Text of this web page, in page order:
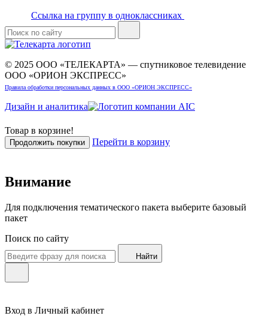
Ссылка на группу в одноклассниках
© 2025 ООО «ТЕЛЕКАРТА» — спутниковое телевидение
ООО «ОРИОН ЭКСПРЕСС»
Правила обработки персональных данных в ООО «ОРИОН ЭКСПРЕСС»
Дизайн и аналитика
Товар в корзине!
Продолжить покупки Перейти в корзину
Внимание
Для подключения тематического пакета выберите базовый
пакет
Поиск по сайту
Найти
Вход в Личный кабинет